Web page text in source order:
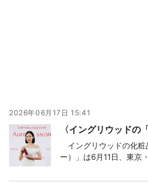
2026年06月17日 15:41
イングリウッドの化粧
ー）」は6月11日、東京
（＝写真）が登壇し、